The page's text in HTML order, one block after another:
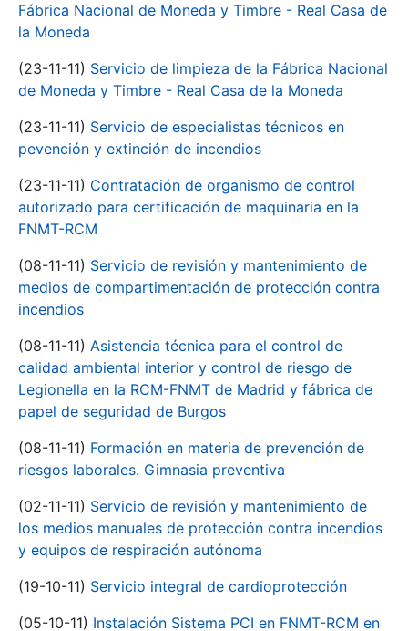
Fábrica Nacional de Moneda y Timbre - Real Casa de
la Moneda
(23-11-11) Servicio de limpieza de la Fábrica Nacional
de Moneda y Timbre - Real Casa de la Moneda
(23-11-11) Servicio de especialistas técnicos en
pevención y extinción de incendios
(23-11-11) Contratación de organismo de control
autorizado para certificación de maquinaria en la
FNMT-RCM
(08-11-11) Servicio de revisión y mantenimiento de
medios de compartimentación de protección contra
incendios
(08-11-11) Asistencia técnica para el control de
calidad ambiental interior y control de riesgo de
Legionella en la RCM-FNMT de Madrid y fábrica de
papel de seguridad de Burgos
(08-11-11) Formación en materia de prevención de
riesgos laborales. Gimnasia preventiva
(02-11-11) Servicio de revisión y mantenimiento de
los medios manuales de protección contra incendios
y equipos de respiración autónoma
(19-10-11) Servicio integral de cardioprotección
(05-10-11) Instalación Sistema PCI en FNMT-RCM en